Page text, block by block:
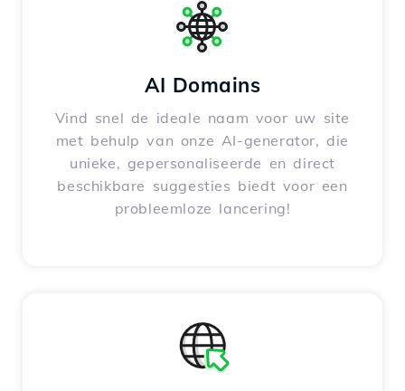
AI Domains
Vind snel de ideale naam voor uw site
met behulp van onze AI-generator, die
unieke, gepersonaliseerde en direct
beschikbare suggesties biedt voor een
probleemloze lancering!